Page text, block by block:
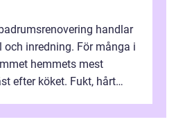
handlar
och inredning. För många i
hemmets mest
efter köket. Fukt, hårt